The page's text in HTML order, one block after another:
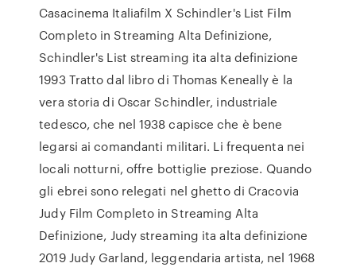
Casacinema Italiafilm X Schindler's List Film
Completo in Streaming Alta Definizione,
Schindler's List streaming ita alta definizione
1993 Tratto dal libro di Thomas Keneally è la
vera storia di Oscar Schindler, industriale
tedesco, che nel 1938 capisce che è bene
legarsi ai comandanti militari. Li frequenta nei
locali notturni, offre bottiglie preziose. Quando
gli ebrei sono relegati nel ghetto di Cracovia
Judy Film Completo in Streaming Alta
Definizione, Judy streaming ita alta definizione
2019 Judy Garland, leggendaria artista, nel 1968